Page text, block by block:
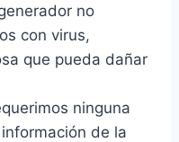
no
con virus,
que pueda dañar
ninguna
de la